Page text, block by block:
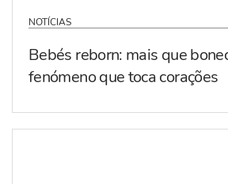
NOTÍCIAS
Bebés reborn: mais que
fenómeno que toca corações